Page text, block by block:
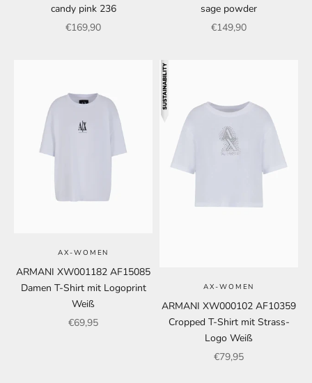
candy pink 236
Angebot
€169,90
sage powder
Angebot
€149,90
AX-WOMEN
ARMANI XW001182 AF15085
Damen T-Shirt mit Logoprint
Weiß
Angebot
€69,95
AX-WOMEN
ARMANI XW000102 AF10359
Cropped T-Shirt mit Strass-
Logo Weiß
Angebot
€79,95